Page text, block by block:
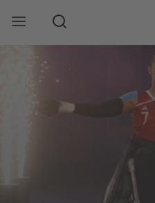
Mobile Navigation öffnen
Suche